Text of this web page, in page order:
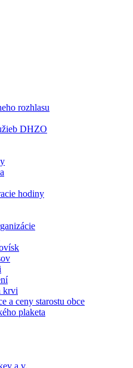
rozhlasu
DHZO
hodiny
krvi
a ceny starostu obce
plaketa
a.v.